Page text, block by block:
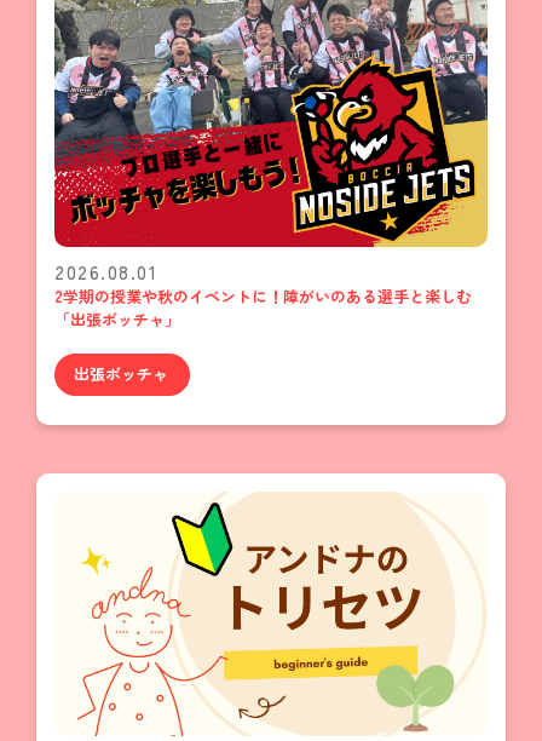
2026.08.01
2学期の授業や秋のイベントに！障がいのある選手と楽しむ
「出張ボッチャ」
出張ボッチャ